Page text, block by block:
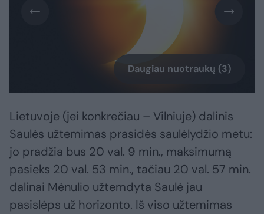
Daugiau nuotraukų (3)
Lietuvoje (jei konkrečiau – Vilniuje) dalinis
Saulės užtemimas prasidės saulėlydžio metu:
jo pradžia bus 20 val. 9 min., maksimumą
pasieks 20 val. 53 min., tačiau 20 val. 57 min.
dalinai Mėnulio užtemdyta Saulė jau
pasislėps už horizonto. Iš viso užtemimas